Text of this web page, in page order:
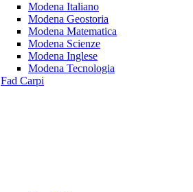
Modena Italiano
Modena Geostoria
Modena Matematica
Modena Scienze
Modena Inglese
Modena Tecnologia
Fad Carpi